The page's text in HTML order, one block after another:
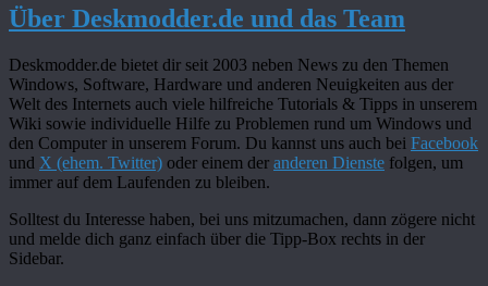
Über Deskmodder.de und das Team
Deskmodder.de bietet dir seit 2003 neben News zu den Themen
Windows, Software, Hardware und anderen Neuigkeiten aus der
Welt des Internets auch viele hilfreiche Tutorials & Tipps in unserem
Wiki sowie individuelle Hilfe zu Problemen rund um Windows und
den Computer in unserem Forum. Du kannst uns auch bei Facebook
und X (ehem. Twitter) oder einem der anderen Dienste folgen, um
immer auf dem Laufenden zu bleiben.
Solltest du Interesse haben, bei uns mitzumachen, dann zögere nicht
und melde dich ganz einfach über die Tipp-Box rechts in der
Sidebar.